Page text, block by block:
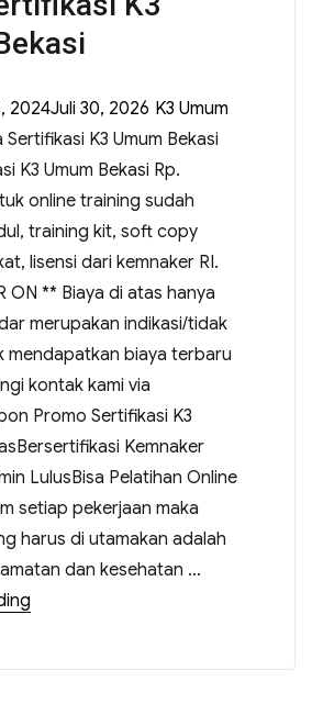
2024Juli 30, 2026 K3 Umum
Sertifikasi K3 Umum Bekasi
K3 Umum Bekasi Rp.
online training sudah
training kit, soft copy
lisensi dari kemnaker RI.
ON ** Biaya di atas hanya
merupakan indikasi/tidak
mendapatkan biaya terbaru
kontak kami via
Promo Sertifikasi K3
Kemnaker
LulusBisa Pelatihan Online
setiap pekerjaan maka
harus di utamakan adalah
dan kesehatan …